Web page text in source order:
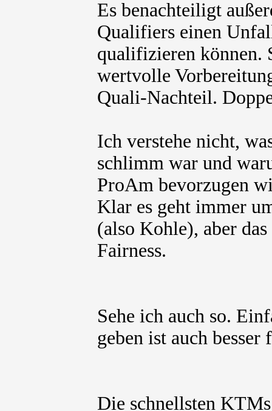
Es benachteiligt
Qualifiers einen
qualifizieren können.
wertvolle
Quali-Nachteil.
Ich verstehe nicht,
schlimm war und
ProAm bevorzugen
Klar es geht immer
(also Kohle), aber
Fairness.
Sehe ich auch so.
geben ist auch
Die schnellsten